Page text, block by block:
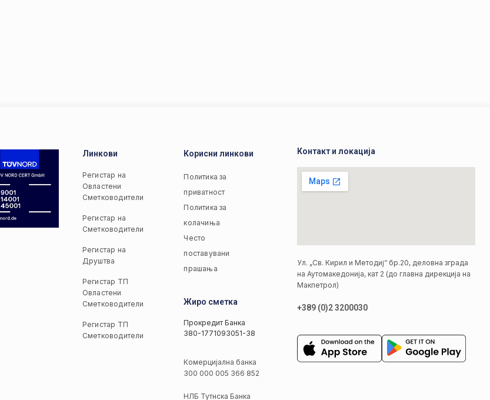
Линкови
Регистар на
Овластени
Сметководители
Регистар на
Сметководители
Регистар на
Друштва
Регистар ТП
Овластени
Сметководители
Регистар ТП
Сметководители
Корисни линкови
Политика за
приватност
Политика за
колачиња
Често
поставувани
прашања
Жиро сметка
Прокредит Банка
380-1771093051-38
Комерцијална банка
300 000 005 366 852
НЛБ Тутнска Банка
Контакт и локација
Ул. „Св. Кирил и Методиј“ бр.20, деловна зграда
на Аутомакедонија, кат 2 (до главна дирекција на
Макпетрол)
+389 (0)2 3200030